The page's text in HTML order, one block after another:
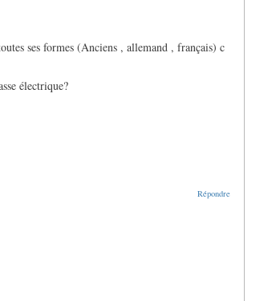
ses formes (Anciens , allemand , français) c
électrique?
Répondre